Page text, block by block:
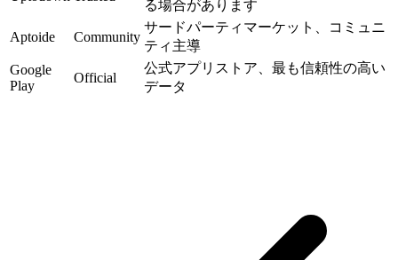
る場合があります
Aptoide Community
サードパーティマーケット、コミュニ
ティ主導
Google
Play
Official
公式アプリストア、最も信頼性の高い
データ